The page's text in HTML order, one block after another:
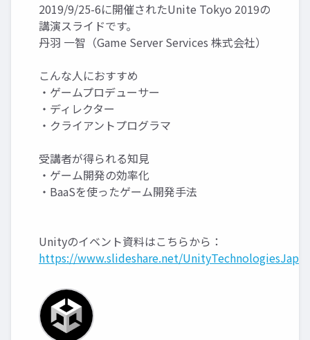
2019/9/25-6に開催されたUnite Tokyo 2019の
講演スライドです。
丹羽 一智（Game Server Services 株式会社）
こんな人におすすめ
・ゲームプロデューサー
・ディレクター
・クライアントプログラマ
受講者が得られる知見
・ゲーム開発の効率化
・BaaSを使ったゲーム開発手法
Unityのイベント資料はこちらから：
https://www.slideshare.net/